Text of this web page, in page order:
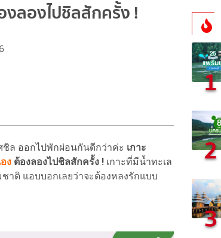
ลองไปชิลสักครั้ง !
6
ล ออกไปพักผ่อนกันดีกว่าค่ะ เกาะ
ง ต้องลองไปชิลสักครั้ง ! เกาะที่มีน้ำทะเล
าติ แอบบอกเลยว่าจะต้องหลงรักแบบ
1
2
3